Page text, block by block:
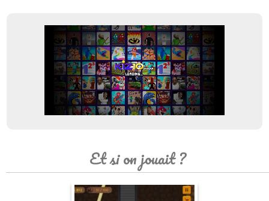
Et si on jouait ?